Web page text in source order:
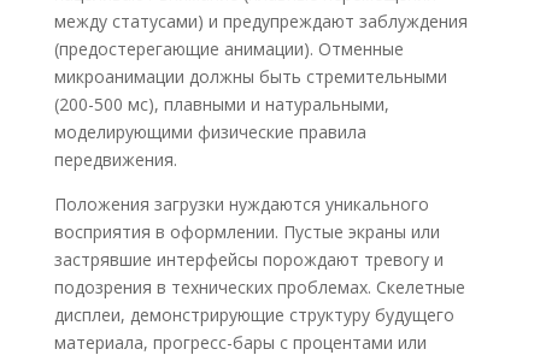
между статусами) и предупреждают заблуждения
(предостерегающие анимации). Отменные
микроанимации должны быть стремительными
(200-500 мс), плавными и натуральными,
моделирующими физические правила
передвижения.
Положения загрузки нуждаются уникального
восприятия в оформлении. Пустые экраны или
застрявшие интерфейсы порождают тревогу и
подозрения в технических проблемах. Скелетные
дисплеи, демонстрирующие структуру будущего
материала, прогресс-бары с процентами или